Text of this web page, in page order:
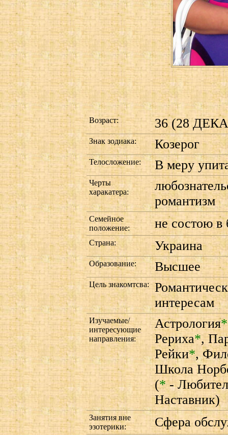
Возраст: 36 (28
Знак зодиака: Козерог
Телосложение: В меру
Черты
харакатера:
романтизм
Семейное
положение:
не состою в
Страна: Украина
Образование: Высшее
Цель знакомтсва:
интересам
Изучаемые/
интересующие
направления:
Астрология*
Рериха*,
Рейки*,
Школа
(*-
Наставник)
Занятия вне
эзотерики:
Сфера